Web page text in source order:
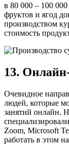
в 80 000 – 100
фруктов и ягод
производством
стоимость
13.
Очевидное
людей, которые
занятий онлайн.
Zoom, Microsoft
работать в этом